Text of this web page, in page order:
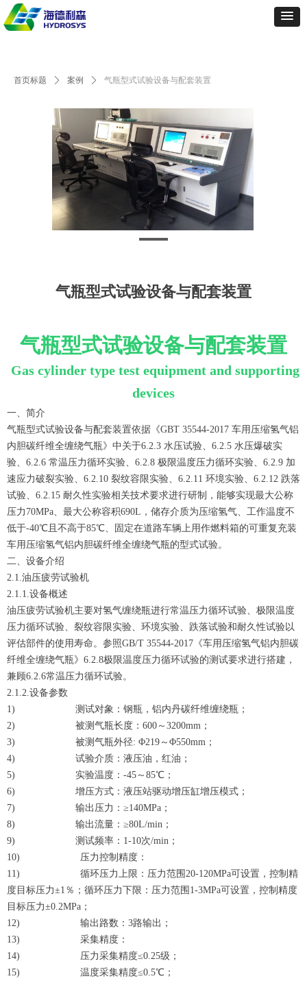
首页标题 ꄲ 案例 ꄲ 气瓶型式试验设备与配套装置
气瓶型式试验设备与配套装置
气瓶型式试验设备与配套装置
Gas cylinder type test equipment and supporting
devices
一、简介
气瓶型式试验设备与配套装置依据《GBT 35544-2017 车用压缩氢气铝
内胆碳纤维全缠绕气瓶》中关于6.2.3 水压试验、6.2.5 水压爆破实
验、6.2.6 常温压力循环实验、6.2.8 极限温度压力循环实验、6.2.9 加
速应力破裂实验、6.2.10 裂纹容限实验、6.2.11 环境实验、6.2.12 跌落
试验、6.2.15 耐久性实验相关技术要求进行研制，能够实现最大公称
压力70MPa、最大公称容积690L，储存介质为压缩氢气、工作温度不
低于-40℃且不高于85℃、固定在道路车辆上用作燃料箱的可重复充装
车用压缩氢气铝内胆碳纤维全缠绕气瓶的型式试验。
二、设备介绍
2.1.油压疲劳试验机
2.1.1.设备概述
油压疲劳试验机主要对氢气缠绕瓶进行常温压力循环试验、极限温度
压力循环试验、裂纹容限实验、环境实验、跌落试验和耐久性试验以
评估部件的使用寿命。参照GB/T 35544-2017《车用压缩氢气铝内胆碳
纤维全缠绕气瓶》6.2.8极限温度压力循环试验的测试要求进行搭建，
兼顾6.2.6常温压力循环试验。
2.1.2.设备参数
1) 测试对象：钢瓶，铝内丹碳纤维缠绕瓶；
2) 被测气瓶长度：600～3200mm；
3) 被测气瓶外径: Φ219～Φ550mm；
4) 试验介质：液压油，红油；
5) 实验温度：-45～85℃；
6) 增压方式：液压站驱动增压缸增压模式；
7) 输出压力：≥140MPa；
8) 输出流量：≥80L/min；
9) 测试频率：1-10次/min；
10) 压力控制精度：
11) 循环压力上限：压力范围20-120MPa可设置，控制精
度目标压力±1％；循环压力下限：压力范围1-3MPa可设置，控制精度
目标压力±0.2MPa；
12) 输出路数：3路输出；
13) 采集精度：
14) 压力采集精度≤0.25级；
15) 温度采集精度≤0.5℃；